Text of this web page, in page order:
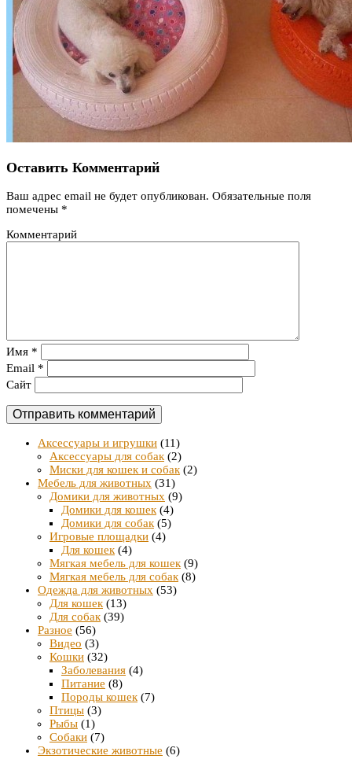
Оставить Комментарий
Ваш адрес email не будет опубликован. Обязательные поля
помечены *
Комментарий
Имя *
Email *
Сайт
Аксессуары и игрушки (11)
Аксессуары для собак(2)
Миски для кошек и собак(2)
Мебель для животных (31)
Домики для животных (9)
Домики для кошек(4)
Домики для собак(5)
Игровые площадки (4)
Для кошек(4)
Мягкая мебель для кошек(9)
Мягкая мебель для собак(8)
Одежда для животных (53)
Для кошек(13)
Для собак(39)
Разное (56)
Видео (3)
Кошки (32)
Заболевания (4)
Питание (8)
Породы кошек(7)
Птицы (3)
Рыбы (1)
Собаки (7)
Экзотические животные (6)